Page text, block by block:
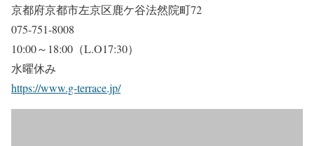
京都府京都市左京区鹿ケ谷法然院町72
075-751-8008
10:00～18:00（L.O17:30）
水曜休み
https://www.g-terrace.jp/